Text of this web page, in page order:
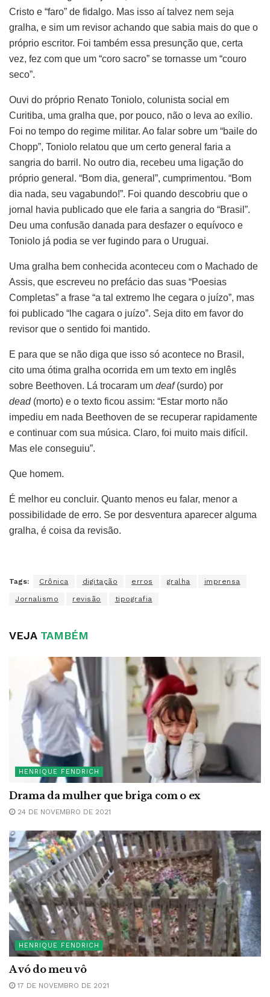
Cristo e “faro” de fidalgo. Mas isso aí talvez nem seja
gralha, e sim um revisor achando que sabia mais do que o
próprio escritor. Foi também essa presunção que, certa
vez, fez com que um “coro sacro” se tornasse um “couro
seco”.
Ouvi do próprio Renato Toniolo, colunista social em
Curitiba, uma gralha que, por pouco, não o leva ao exílio.
Foi no tempo do regime militar. Ao falar sobre um “baile do
Chopp”, Toniolo relatou que um certo general faria a
sangria do barril. No outro dia, recebeu uma ligação do
próprio general. “Bom dia, general”, cumprimentou. “Bom
dia nada, seu vagabundo!”. Foi quando descobriu que o
jornal havia publicado que ele faria a sangria do “Brasil”.
Deu uma confusão danada para desfazer o equívoco e
Toniolo já podia se ver fugindo para o Uruguai.
Uma gralha bem conhecida aconteceu com o Machado de
Assis, que escreveu no prefácio das suas “Poesias
Completas” a frase “a tal extremo lhe cegara o juízo”, mas
foi publicado “lhe cagara o juízo”. Seja dito em favor do
revisor que o sentido foi mantido.
E para que se não diga que isso só acontece no Brasil,
cito uma ótima gralha ocorrida em um texto em inglês
sobre Beethoven. Lá trocaram um deaf(surdo) por
dead(morto) e o texto ficou assim: “Estar morto não
impediu em nada Beethoven de se recuperar rapidamente
e continuar com sua música. Claro, foi muito mais difícil.
Mas ele conseguiu”.
Que homem.
É melhor eu concluir. Quanto menos eu falar, menor a
possibilidade de erro. Se por desventura aparecer alguma
gralha, é coisa da revisão.
Tags: Crônica digitação erros gralha imprensa
Jornalismo revisão tipografia
VEJATAMBÉM
HENRIQUE FENDRICH
Drama da mulher que briga com o ex
24 DE NOVEMBRO DE 2021
HENRIQUE FENDRICH
A vó do meu vô
17 DE NOVEMBRO DE 2021